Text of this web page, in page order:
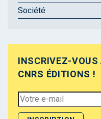
Société
INSCRIVEZ-VOUS
CNRS ÉDITIONS !